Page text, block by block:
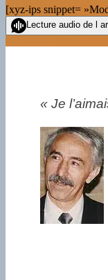
[xyz-ips snippet=
Lecture audio de l
« Je